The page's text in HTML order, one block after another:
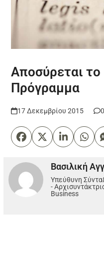
Αποσύρεται
Πρόγραμμα
17 Δεκεμβρίου 2015
Βασιλική
Υπεύθυνη
-
Business